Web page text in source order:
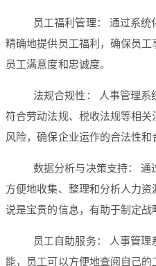
员工福利管理： 通过系
精确地提供员工福利，确保员
员工满意度和忠诚度。
法规合规性： 人事管理系
符合劳动法规、税收法规等相
风险，确保企业运作的合法性和
数据分析与决策支持： 通
方便地收集、整理和分析人力
说是宝贵的信息，有助于制定战
员工自助服务： 人事管
能，员工可以方便地查阅自己